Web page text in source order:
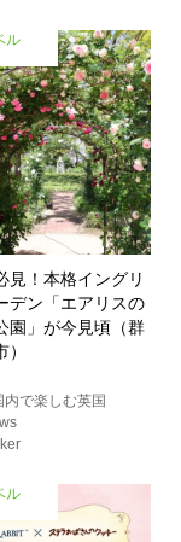
ル
見！本格イングリ
デン「エアリスの
園」が今見頃（群
内で楽しむ英国
ル